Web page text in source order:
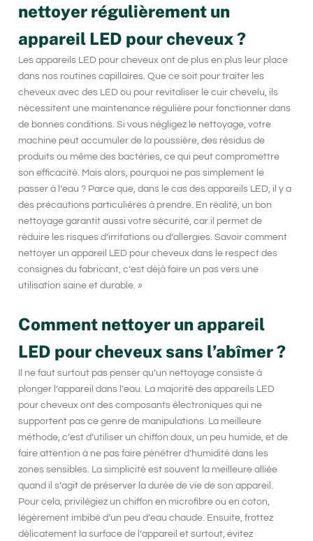
nettoyer régulièrement un
appareil LED pour cheveux ?
Les appareils LED pour cheveux ont de plus en plus leur place
dans nos routines capillaires. Que ce soit pour traiter les
cheveux avec des LED ou pour revitaliser le cuir chevelu, ils
nécessitent une maintenance régulière pour fonctionner dans
de bonnes conditions. Si vous négligez le nettoyage, votre
machine peut accumuler de la poussière, des résidus de
produits ou même des bactéries, ce qui peut compromettre
son efficacité. Mais alors, pourquoi ne pas simplement le
passer à l’eau ? Parce que, dans le cas des appareils LED, il y a
des précautions particulières à prendre. En réalité, un bon
nettoyage garantit aussi votre sécurité, car il permet de
réduire les risques d’irritations ou d’allergies. Savoir comment
nettoyer un appareil LED pour cheveux dans le respect des
consignes du fabricant, c’est déjà faire un pas vers une
utilisation saine et durable. »
Comment nettoyer un appareil
LED pour cheveux sans l’abîmer ?
Il ne faut surtout pas penser qu’un nettoyage consiste à
plonger l’appareil dans l’eau. La majorité des appareils LED
pour cheveux ont des composants électroniques qui ne
supportent pas ce genre de manipulations. La meilleure
méthode, c’est d’utiliser un chiffon doux, un peu humide, et de
faire attention à ne pas faire pénétrer d’humidité dans les
zones sensibles. La simplicité est souvent la meilleure alliée
quand il s’agit de préserver la durée de vie de son appareil.
Pour cela, privilégiez un chiffon en microfibre ou en coton,
légèrement imbibé d’un peu d’eau chaude. Ensuite, frottez
délicatement la surface de l’appareil et surtout, évitez